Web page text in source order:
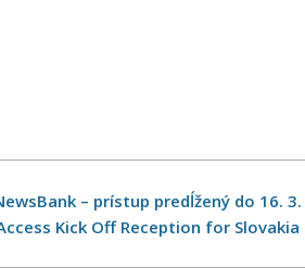
– prístup predĺžený do 16.
Kick Off Reception for Slovakia